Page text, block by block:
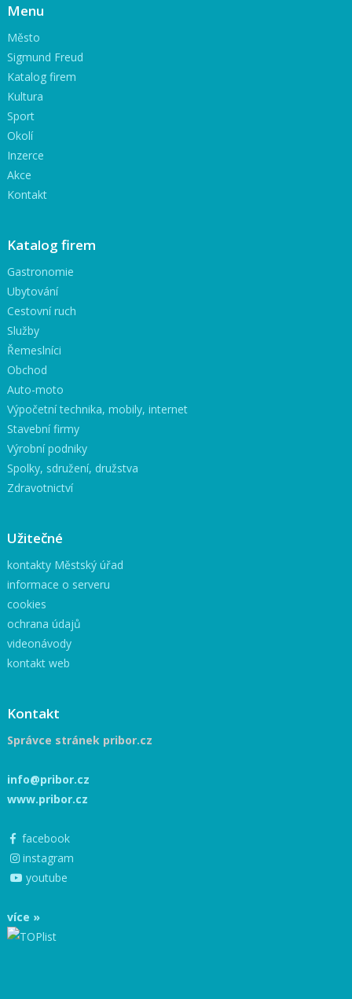
Menu
Město
Sigmund Freud
Katalog firem
Kultura
Sport
Okolí
Inzerce
Akce
Kontakt
Katalog firem
Gastronomie
Ubytování
Cestovní ruch
Služby
Řemeslníci
Obchod
Auto-moto
Výpočetní technika, mobily, internet
Stavební firmy
Výrobní podniky
Spolky, sdružení, družstva
Zdravotnictví
Užitečné
kontakty Městský úřad
informace o serveru
cookies
ochrana údajů
videonávody
kontakt web
Kontakt
Správce stránek pribor.cz
info@pribor.cz
www.pribor.cz
facebook
instagram
youtube
více »